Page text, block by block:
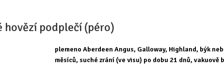
hovězí podplečí (péro)
plemeno Aberdeen Angus, Galloway, Highland, býk
měsíců, suché zrání (ve visu) po dobu 21 dnů, vakuově